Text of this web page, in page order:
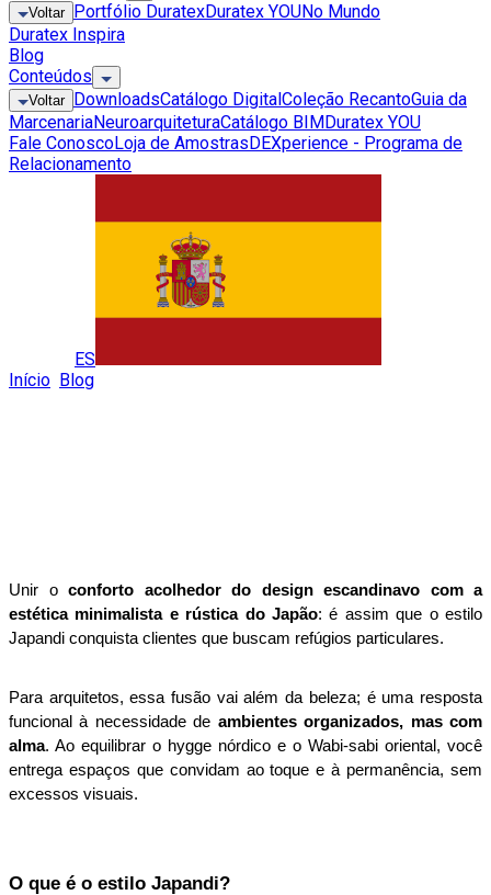
Voltar Portfólio DuratexDuratex YOUNo Mundo
Duratex Inspira
Blog
Conteúdos
Voltar DownloadsCatálogo DigitalColeção RecantoGuia da
MarcenariaNeuroarquiteturaCatálogo BIMDuratex YOU
Fale ConoscoLoja de AmostrasDEXperience - Programa de
Relacionamento
ES
Início Blog
Unir o conforto acolhedor do design escandinavo com a
estética minimalista e rústica do Japão: é assim que o estilo
Japandi conquista clientes que buscam refúgios particulares.
Para arquitetos, essa fusão vai além da beleza; é uma resposta
funcional à necessidade de ambientes organizados, mas com
alma. Ao equilibrar o hygge nórdico e o Wabi-sabi oriental, você
entrega espaços que convidam ao toque e à permanência, sem
excessos visuais.
O que é o estilo Japandi?